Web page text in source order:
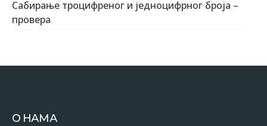
Сабирање троцифреног и једноцифрног броја –
провера
О НАМА